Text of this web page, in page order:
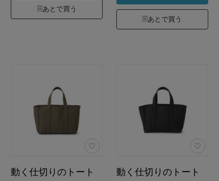
あとで買う
あとで買う
動く仕切りのトート
動く仕切りのトート